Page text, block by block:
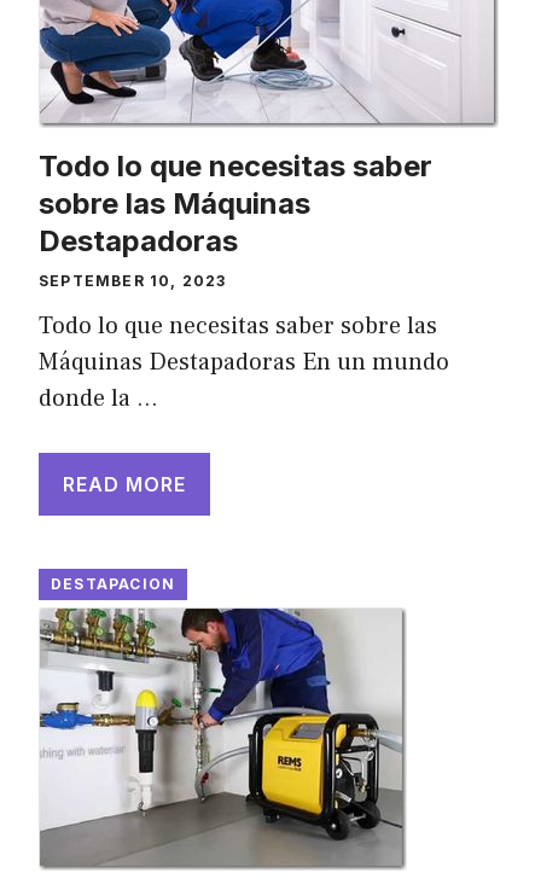
Todo lo que necesitas saber
sobre las Máquinas
Destapadoras
SEPTEMBER 10, 2023
Todo lo que necesitas saber sobre las
Máquinas Destapadoras En un mundo
donde la …
READ MORE
DESTAPACION